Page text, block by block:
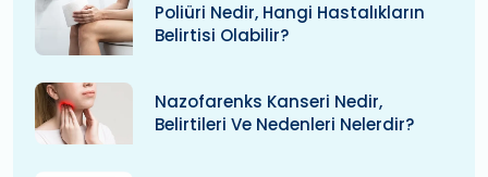
Poliüri Nedir, Hangi Hastalıkların
Belirtisi Olabilir?
Nazofarenks Kanseri Nedir,
Belirtileri Ve Nedenleri Nelerdir?